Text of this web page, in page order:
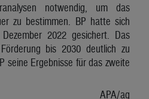
notwendig, um das
zu bestimmen. BP hatte sich
2022 gesichert. Das
bis 2030 deutlich zu
seine Ergebnisse für das zweite
APA/ag